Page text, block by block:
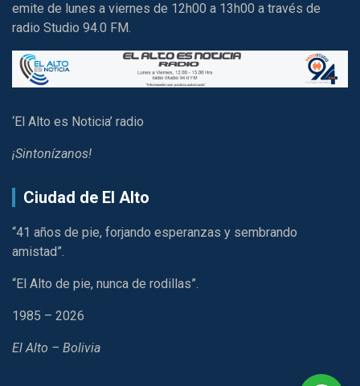
emite de lunes a viernes de 12h00 a 13h00 a través de
radio Studio 94.0 FM.
‘El Alto es Noticia’ radio
¡Sintonízanos!
Ciudad de El Alto
“41 años de pie, forjando esperanzas y sembrando
amistad”.
“El Alto de pie, nunca de rodillas”.
1985 – 2026
El Alto – Bolivia